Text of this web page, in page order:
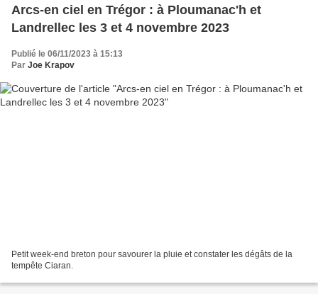
Arcs-en ciel en Trégor : à Ploumanac'h et
Landrellec les 3 et 4 novembre 2023
Publié le 06/11/2023 à 15:13
Par Joe Krapov
Petit week-end breton pour savourer la pluie et constater les dégâts de la
tempête Ciaran.